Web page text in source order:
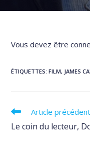
Vous devez être
ÉTIQUETTES:FILM, JAMES
Read
articles
Article précédent
Le coin du lecteur,